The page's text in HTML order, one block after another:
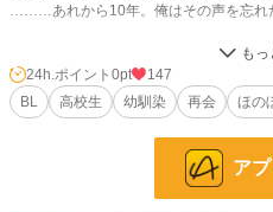
………あれから10年。俺はその声を忘
他サイトでも公開しています
おさわりがあります。でも、その先が
24h.ポイント 0pt
147
BL
高校生 幼馴染 再会 ほの
ア